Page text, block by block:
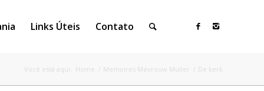
Links Úteis Contato
Você está aqui: Home / Memoires Mevrouw Muller / De kerk